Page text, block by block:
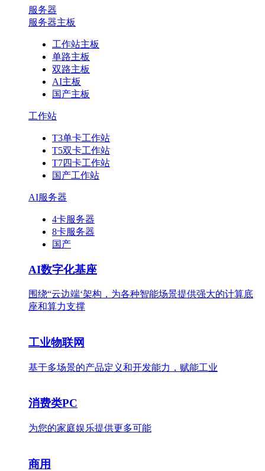
服务器
服务器主板
工作站主板
单路主板
双路主板
AI主板
国产主板
工作站
T3单卡工作站
T5双卡工作站
T7四卡工作站
国产工作站
AI服务器
4卡服务器
8卡服务器
国产
AI数字化基座
围绕“云边端‘架构，为各种智能场景提供强大的计算底
座和算力支撑
工业物联网
基于多场景的产品定义和开发能力，赋能工业
消费类PC
为您的家庭娱乐提供更多可能
商用